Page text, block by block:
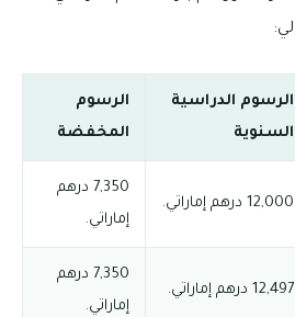
الرسوم الدراسية
السنوية
الرسوم
المخفضة
12,000 درهم إماراتي.
7,350 درهم
إماراتي.
12,497 درهم إماراتي.
7,350 درهم
إماراتي.